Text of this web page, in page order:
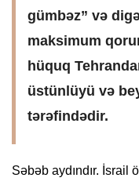
gümbəz” və
maksimum
hüquq
üstünlüyü və
tərəfindədir.
Səbəb aydındır. İsrail